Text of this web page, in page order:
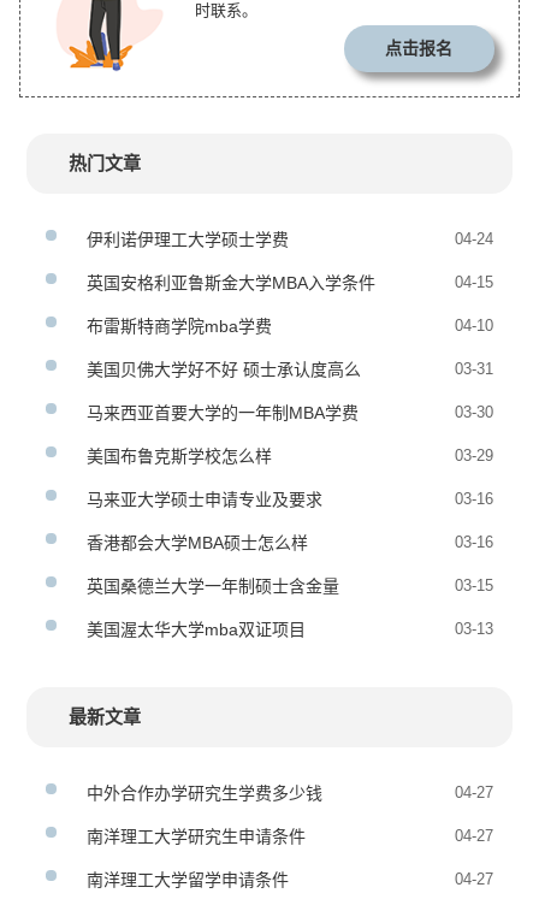
时联系。
点击报名
热门文章
伊利诺伊理工大学硕士学费 04-24
英国安格利亚鲁斯金大学MBA入学条件 04-15
布雷斯特商学院mba学费 04-10
美国贝佛大学好不好 硕士承认度高么 03-31
马来西亚首要大学的一年制MBA学费 03-30
美国布鲁克斯学校怎么样 03-29
马来亚大学硕士申请专业及要求 03-16
香港都会大学MBA硕士怎么样 03-16
英国桑德兰大学一年制硕士含金量 03-15
美国渥太华大学mba双证项目 03-13
最新文章
中外合作办学研究生学费多少钱 04-27
南洋理工大学研究生申请条件 04-27
南洋理工大学留学申请条件 04-27